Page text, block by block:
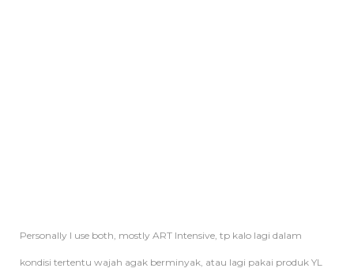
Personally I use both, mostly ART Intensive, tp kalo lagi dalam
kondisi tertentu wajah agak berminyak, atau lagi pakai produk YL